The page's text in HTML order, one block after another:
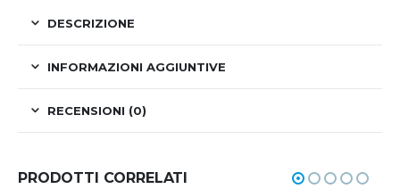
DESCRIZIONE
INFORMAZIONI AGGIUNTIVE
RECENSIONI (0)
PRODOTTI CORRELATI